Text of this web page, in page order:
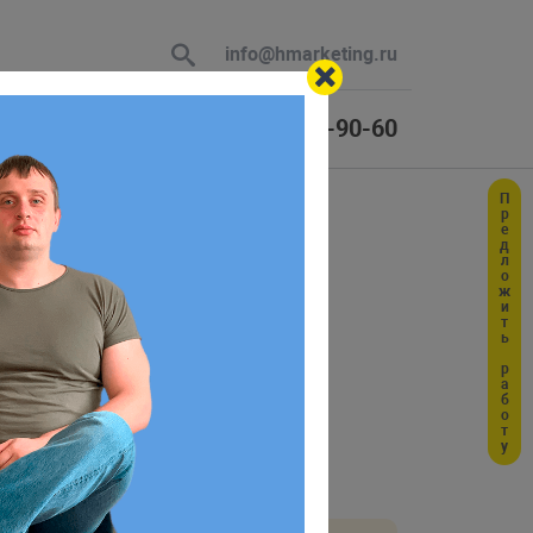
info@hmarketing.ru
+7 (925) 464-90-60
ответ
с учетом
Предложить работу